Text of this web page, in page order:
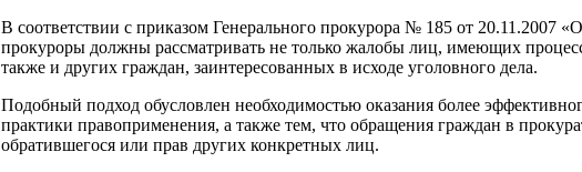
В соответствии с приказом Генерального прокурора № 185 от 20.11.2007
прокуроры должны рассматривать не только жалобы лиц, имеющих
также и других граждан, заинтересованных в исходе уголовного дела.
Подобный подход обусловлен необходимостью оказания более
практики правоприменения, а также тем, что обращения граждан в
обратившегося или прав других конкретных лиц.